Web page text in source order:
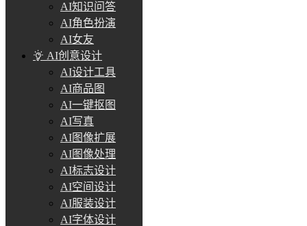
AI知识问答
AI角色扮演
AI女友
AI创意设计
AI设计工具
AI商品图
AI一键抠图
AI写真
AI图像扩展
AI图像处理
AI标志设计
AI空间设计
AI服装设计
AI字体设计